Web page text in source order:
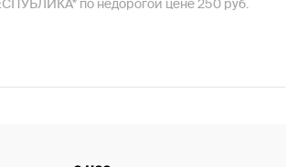
по недорогой цене 250 руб.